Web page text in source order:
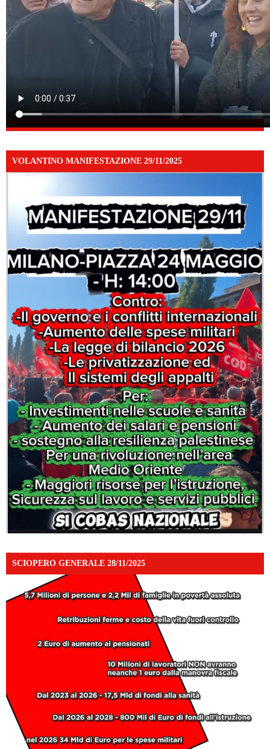
VOLANTINO MANIFESTAZIONE 29/11/2025
SCIOPERO GENERALE 28/11/2025